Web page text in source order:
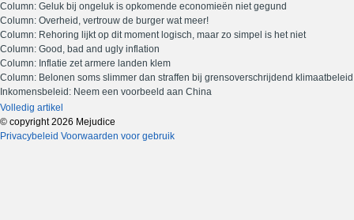
Column: Geluk bij ongeluk is opkomende economieën niet gegund
Column: Overheid, vertrouw de burger wat meer!
Column: Rehoring lijkt op dit moment logisch, maar zo simpel is het niet
Column: Good, bad and ugly inflation
Column: Inflatie zet armere landen klem
Column: Belonen soms slimmer dan straffen bij grensoverschrijdend klimaatbeleid
Inkomensbeleid: Neem een voorbeeld aan China
Volledig artikel
© copyright 2026 Mejudice
Privacybeleid Voorwaarden voor gebruik